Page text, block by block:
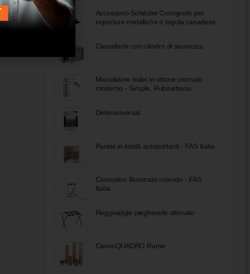
Accessorio Solatube Comignolo per
coperture metalliche o tegola canadese
Cassaforte con cilindro di sicurezza
Miscelatore bidet in ottone cromato
moderno - Simple, Rubinetteria
Deteruniversal
Parete in listelli autoportanti - FAS Italia
Comodino illuminato rotondo - FAS
Italia
Reggivaligie pieghevole ottonato
CaminQUADRO Rame